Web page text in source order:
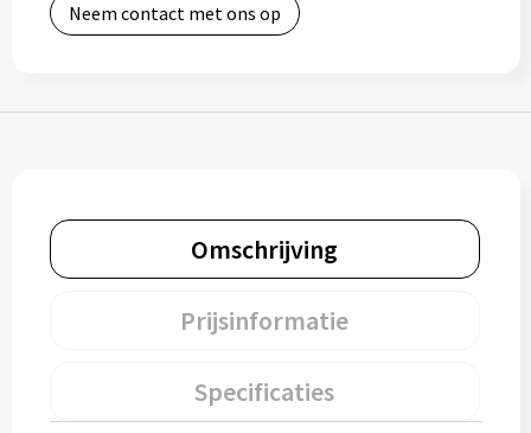
Zonnebrillen
Neem contact met ons op
Omschrijving
Prijsinformatie
Specificaties